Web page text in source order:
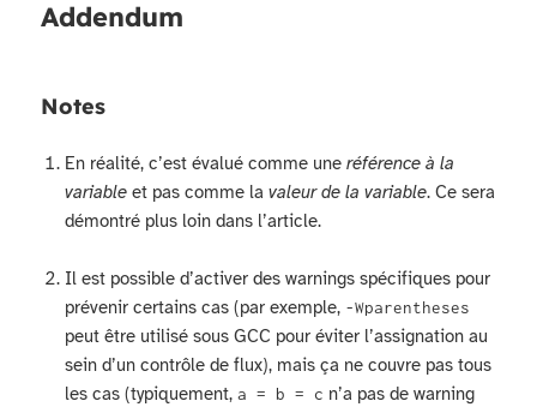
Addendum
Notes
En réalité, c’est évalué comme uneréférence à la
variable et pas comme lavaleur de la variable. Ce sera
démontré plus loin dans l’article.
Il est possible d’activer des warnings spécifiques pour
prévenir certains cas (par exemple, -Wparentheses
peut être utilisé sous GCC pour éviter l’assignation au
sein d’un contrôle de flux), mais ça ne couvre pas tous
les cas (typiquement,a = b = c n’a pas de warning